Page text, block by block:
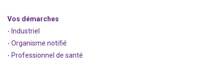
Vos démarches
- Industriel
- Organisme notifié
- Professionnel de santé